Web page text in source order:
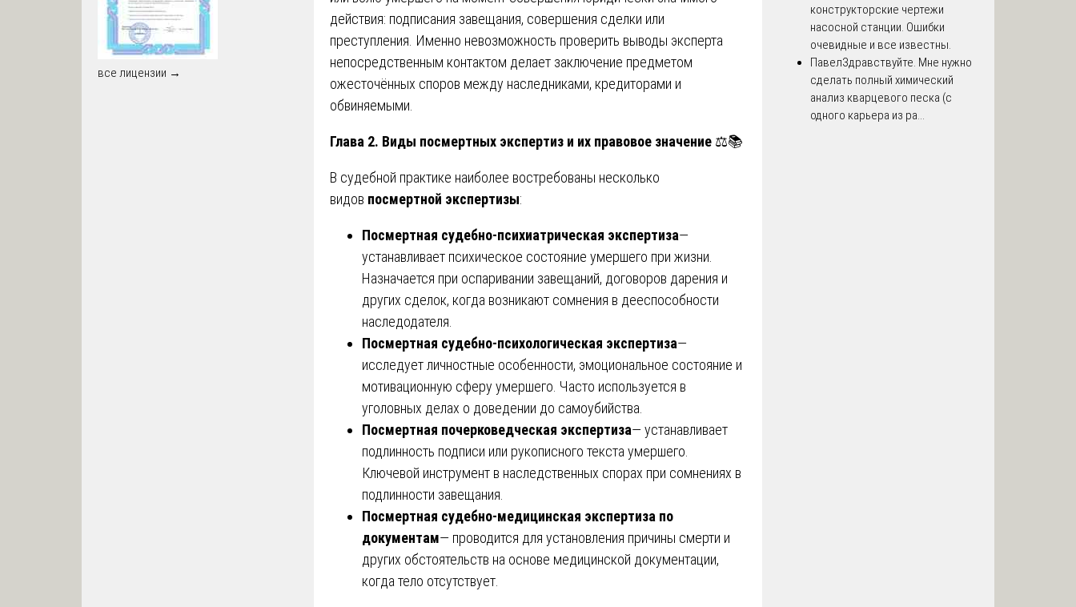
действия: подписания завещания, совершения сделки или
преступления. Именно невозможность проверить выводы эксперта
непосредственным контактом делает заключение предметом
ожесточённых споров между наследниками, кредиторами и
обвиняемыми.
Глава 2. Виды посмертных экспертиз и их правовое значение ⚖️📚
В судебной практике наиболее востребованы несколько
видов посмертной экспертизы:
Посмертная судебно-психиатрическая экспертиза—
устанавливает психическое состояние умершего при жизни.
Назначается при оспаривании завещаний, договоров дарения и
других сделок, когда возникают сомнения в дееспособности
наследодателя.
Посмертная судебно-психологическая экспертиза—
исследует личностные особенности, эмоциональное состояние и
мотивационную сферу умершего. Часто используется в
уголовных делах о доведении до самоубийства.
Посмертная почерковедческая экспертиза— устанавливает
подлинность подписи или рукописного текста умершего.
Ключевой инструмент в наследственных спорах при сомнениях в
подлинности завещания.
Посмертная судебно-медицинская экспертиза по
документам— проводится для установления причины смерти и
других обстоятельств на основе медицинской документации,
когда тело отсутствует.
все лицензии →
конструкторские чертежи
насосной станции. Ошибки
очевидные и все известны.
ПавелЗдравствуйте. Мне нужно
сделать полный химический
анализ кварцевого песка (с
одного карьера из ра...